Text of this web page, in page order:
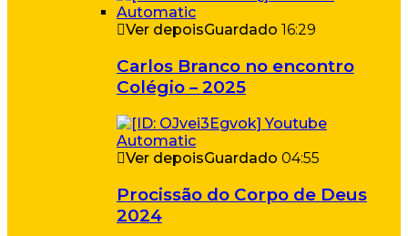
Ver depoisGuardado 16:29
Carlos Branco no encontro
Colégio – 2025
Ver depoisGuardado 04:55
Procissão do Corpo de Deus
2024